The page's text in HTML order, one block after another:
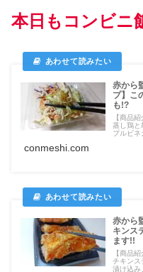
本日もコンビニ
赤から
プ】こ
も!?
【商品
蒸し鶏と
プルビネ
conmeshi.com
赤から
キンス
ます!!
【商品
チキンス
漬け込み